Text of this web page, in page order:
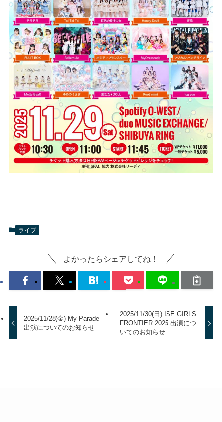
ライブ
よかったらシェアしてね！
2025/11/28(金) My Parade
出演についてのお知らせ
2025/11/30(日) ISE GIRLS
FRONTIER 2025 出演につ
いてのお知らせ